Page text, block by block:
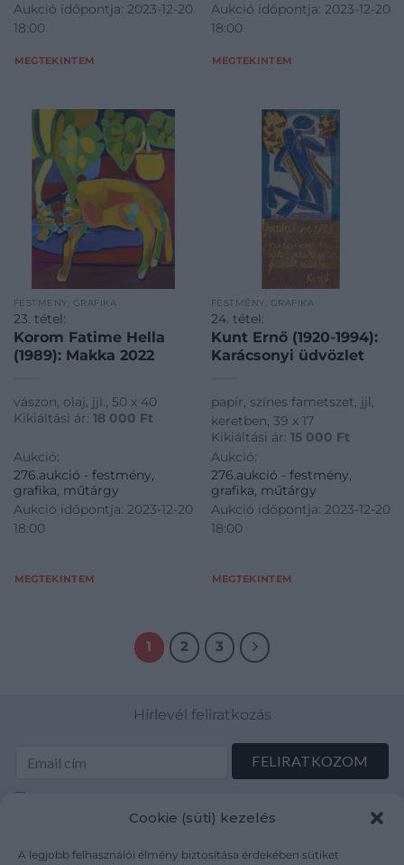
Cookie (süti) kezelés
A legjobb felhasználói élmény biztosítása érdekében sütiket
Aukció időpontja: 2023-12-20
18:00
MEGTEKINTEM
Aukció időpontja: 2023-12-20
18:00
MEGTEKINTEM
FESTMÉNY, GRAFIKA
23. tétel:
Korom Fatime Hella
(1989): Makka 2022
vászon, olaj, jjl., 50 x 40
Kikiáltási ár: 18 000 Ft
Aukció:
276.aukció - festmény,
grafika, műtárgy
Aukció időpontja: 2023-12-20
18:00
MEGTEKINTEM
FESTMÉNY, GRAFIKA
24. tétel:
Kunt Ernő (1920-1994):
Karácsonyi üdvözlet
papír, színes fametszet, jjl,
keretben, 39 x 17
Kikiáltási ár: 15 000 Ft
Aukció:
276.aukció - festmény,
grafika, műtárgy
Aukció időpontja: 2023-12-20
18:00
MEGTEKINTEM
1 2 3
Hírlevél feliratkozás
mutargy.com/adatkezelesi-tajekoztato/